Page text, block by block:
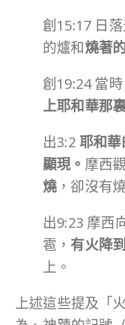
創15:17 日
的爐和燒著
創19:24 當時
上耶和華那
出3:2 耶和
顯現。 摩西
燒 ，卻沒有
出9:23 摩西
雹，有火降
上。
上述這些提及「